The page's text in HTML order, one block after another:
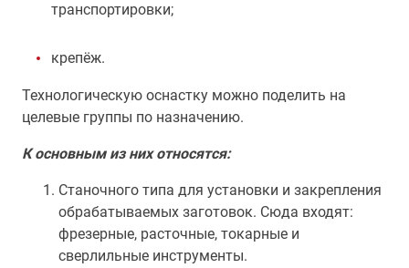
транспортировки;
крепёж.
Технологическую оснастку можно поделить на
целевые группы по назначению.
К основным из них относятся:
Станочного типа для установки и закрепления
обрабатываемых заготовок. Сюда входят:
фрезерные, расточные, токарные и
сверлильные инструменты.